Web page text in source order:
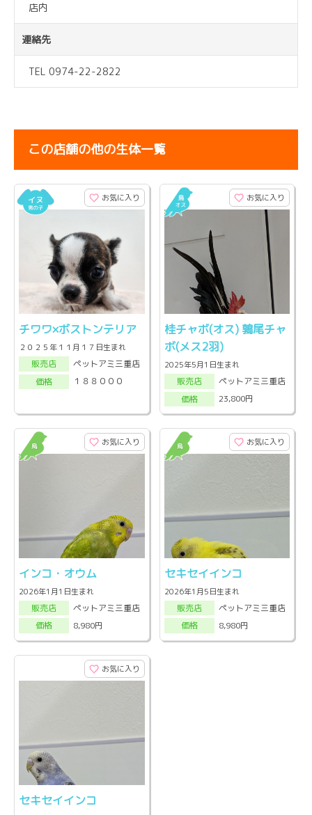
店内
連絡先
TEL 0974-22-2822
この店舗の他の生体一覧
お気に入り
チワワ×ボストンテリア
２０２５年１１月１７日生まれ
販売店
ペットアミ三重店
価格
１８８０００
お気に入り
桂チャボ(オス) 鶉尾チャ
ボ(メス2羽)
2025年5月1日生まれ
販売店
ペットアミ三重店
価格
23,800円
お気に入り
インコ・オウム
2026年1月1日生まれ
販売店
ペットアミ三重店
価格
8,980円
お気に入り
セキセイインコ
2026年1月5日生まれ
販売店
ペットアミ三重店
価格
8,980円
お気に入り
セキセイインコ